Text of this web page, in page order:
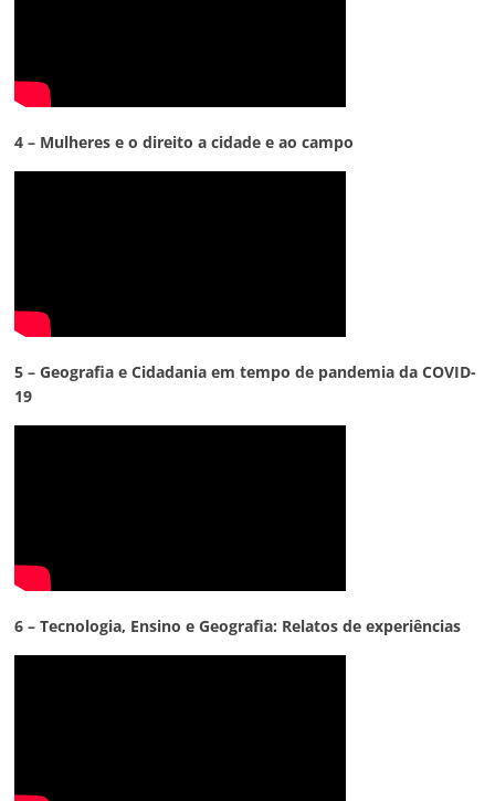
4 – Mulheres e o direito a cidade e ao campo
5 – Geografia e Cidadania em tempo de pandemia da COVID-
19
6 – Tecnologia, Ensino e Geografia: Relatos de experiências